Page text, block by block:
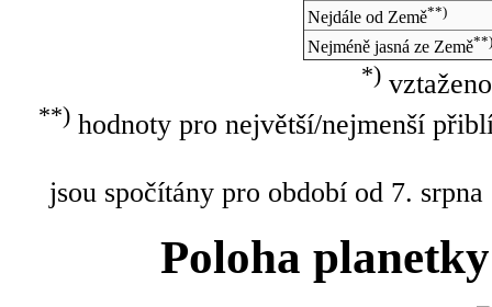
Nejdále od Země**)
Nejméně jasná ze Země**)
*)
**)hodnoty pro největší/nejmenší
jsou spočítány pro období od 7.
Poloha